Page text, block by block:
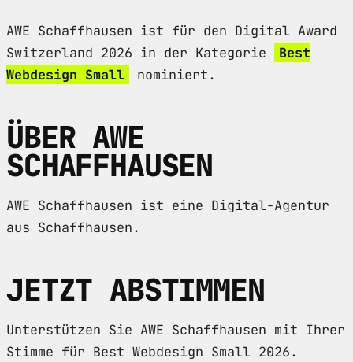
AWE Schaffhausen ist für den Digital Award
Switzerland 2026 in der Kategorie
Best
Webdesign Small
nominiert.
ÜBER AWE
SCHAFFHAUSEN
AWE Schaffhausen ist eine Digital-Agentur
aus Schaffhausen.
JETZT ABSTIMMEN
Unterstützen Sie AWE Schaffhausen mit Ihrer
Stimme für Best Webdesign Small 2026.